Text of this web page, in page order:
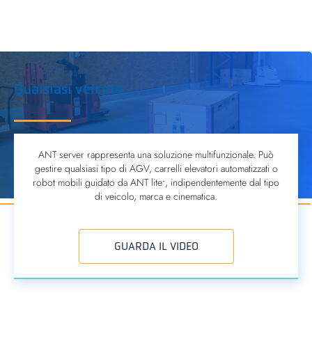
Qualsiasi veicolo
ANT server rappresenta una soluzione multifunzionale. Può
gestire qualsiasi tipo di AGV, carrelli elevatori automatizzati o
robot mobili guidato da ANT lite+, indipendentemente dal tipo
di veicolo, marca e cinematica.
GUARDA IL VIDEO